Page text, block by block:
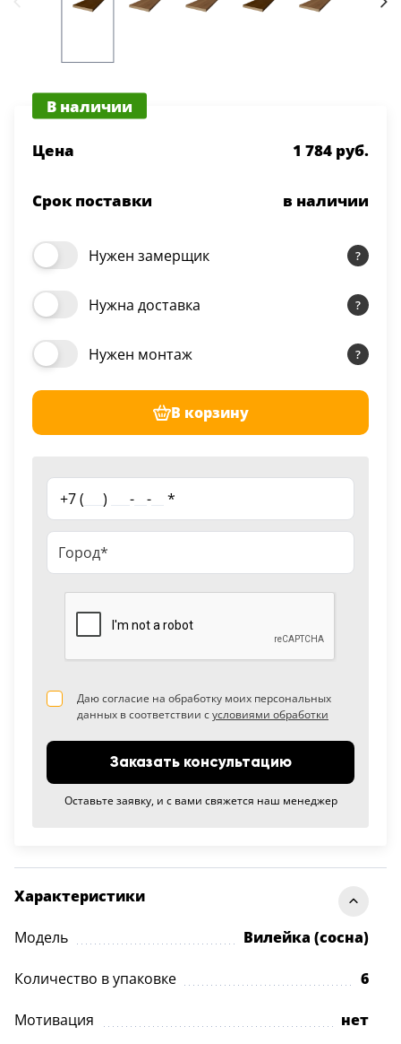
В наличии
Цена 1 784 руб.
Срок поставки в наличии
Нужен замерщик
Нужна доставка
Нужен монтаж
В корзину
+7 ( ) - - *
Даю согласие на обработку моих персональных
данных в соответствии сусловиями обработки
Заказать консультацию
Оставьте заявку, и с вами свяжется наш менеджер
Характеристики
Модель Вилейка (сосна)
Количество в упаковке 6
Мотивация нет